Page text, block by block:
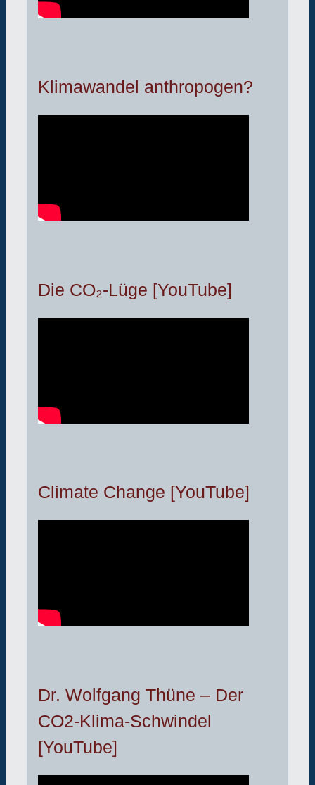
Klimawandel anthropogen?
Die CO₂-Lüge [YouTube]
Climate Change [YouTube]
Dr. Wolfgang Thüne – Der
CO2-Klima-Schwindel
[YouTube]